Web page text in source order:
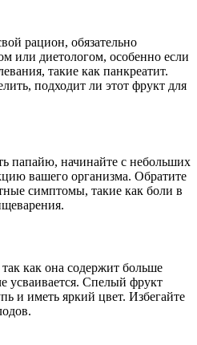
рацион, обязательно
или диетологом, особенно если
такие как панкреатит.
подходит ли этот фрукт для
папайю, начинайте с небольших
вашего организма. Обратите
симптомы, такие как боли в
как она содержит больше
усваивается. Спелый фрукт
и иметь яркий цвет. Избегайте